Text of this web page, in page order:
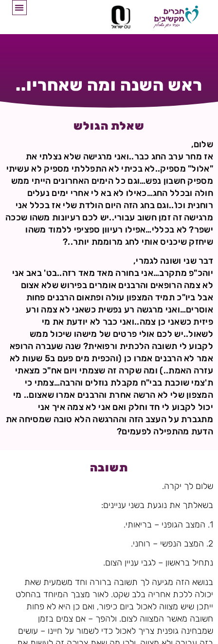
ראש השנה ומה שאחריו..
שאלת הגולש
שלום,
אז מחר ערב החג כבר..ואני מרגישה שלא נצלתי את
"אלול" מספיק..לא בכיתי לא התפללתי מספיק לא עשיתי
מספיק חשבון נפש…וגם כל הימים האחרונים הייתי ממש
חולה ובכלל החג…כאילו לא בא לי אחרי ימים נעלים
רוחנית וכו'..וגם בחג הזה היום הולדת שלי אז בכלל אני
מרגישה זה זמן חשוב עבורי..יש לכם רעיונות משהו שככה
ישפר? לא בכללי…אפילו רעיוון ספציפי ללמוד משהו
שיחזק שיכניס אותי לחג מרוממת יותר..?
דבר שני ושונה לגמרי,
יוהכ"פ מתקרב…אני בחורה מאד מאד רזה..בט' באב אני
לא צמה הרופאים והרבנים אומרים בפירוש שלא אצום
אבל ביו"כ תמיד המצפון עולה ופתאום הרבנים פחות
אוסרים…ואני מרגשה רע נפשית כשאני לא צמה ורע
פיזית כשאני כן צמה..ואני כבר לא יודעת את מי
לשאול..יש לכם אולי פרטים של מישהו שיכול ממש
לקבוע לי תשובה הלכתית ורפואית? שנה שעברה הרופא
אמר לא הרבנים אמרו כן (והכפית מים פעם ב5 שעות לא
עזרה האמת..) ומה שקרה זה שצמתי ויום אח"כ מצאתי
ת'צמי שוכבת בבי"ח מקבלת נוזלים והרבה…צמתי כי
המצפון שלי לא הרשה אחרת והרבנים אמרו שאצום.. מי
יכול לקבוע לי חד וחלק ואם אני לא צמה איך אני
מתגברת על העצב הזה וההרגשה הלא טובה שמסיחה את
הדעת מהתפילה לפעמים?
תשובה
שלום לך יקרה.
בשאלתך את נוגעת בשני עניינים:
1. המצב הגופני – בריאותי.
2. המצב הנפשי – רוחני.
נתחיל בראשון – לגבי עניין הצום.
בנושא הזה מגיעה לך תשובה ברורה וחד משמעית שאת
יכולה ללכת אחריה בלב שקט. לאור מצבך המיוחד בהחלט
ייתכן שיש מצווה לאכול ביום כיפור, ואם כן היא לא פחות
חשובה מאשר המצווה לצום. ולהפך – אם צמים בזמן
שמבחינה גופנית צריך לאכול כדי לשמור על חיינו – עושים